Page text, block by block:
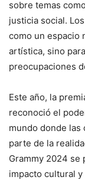
sobre temas
justicia social.
como un espacio
artística, sino
preocupaciones
Este año, la
reconoció el
mundo donde las
parte de la
Grammy 2024 se
impacto cultural